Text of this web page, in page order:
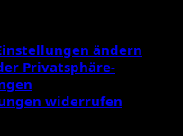
ändern
Privatsphäre-
widerrufen